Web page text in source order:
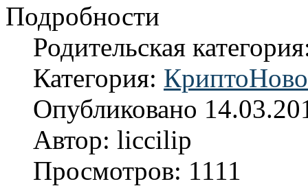
Подробности
Родительская
Категория:
Опубликовано
Автор: liccilip
Просмотров: 1111